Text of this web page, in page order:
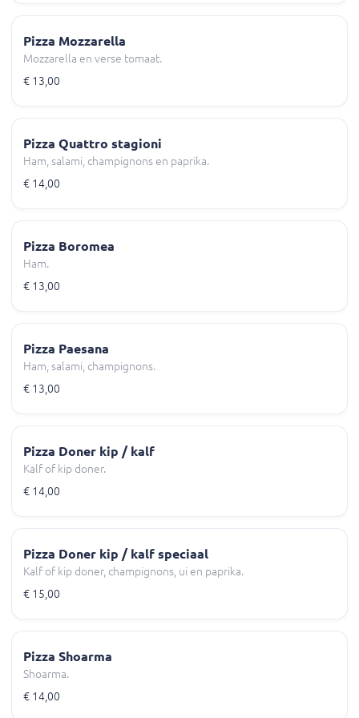
Pizza Mozzarella
Mozzarella en verse tomaat.
€ 13,00
Pizza Quattro stagioni
Ham, salami, champignons en paprika.
€ 14,00
Pizza Boromea
Ham.
€ 13,00
Pizza Paesana
Ham, salami, champignons.
€ 13,00
Pizza Doner kip / kalf
Kalf of kip doner.
€ 14,00
Pizza Doner kip / kalf speciaal
Kalf of kip doner, champignons, ui en paprika.
€ 15,00
Pizza Shoarma
Shoarma.
€ 14,00